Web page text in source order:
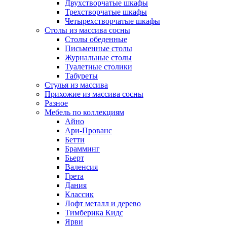
Двухстворчатые шкафы
Трехстворчатые шкафы
Четырехстворчатые шкафы
Столы из массива сосны
Столы обеденные
Письменные столы
Журнальные столы
Туалетные столики
Табуреты
Стулья из массива
Прихожие из массива сосны
Разное
Мебель по коллекциям
Айно
Ари-Прованс
Бетти
Брамминг
Бьерт
Валенсия
Грета
Дания
Классик
Лофт металл и дерево
Тимберика Кидс
Ярви